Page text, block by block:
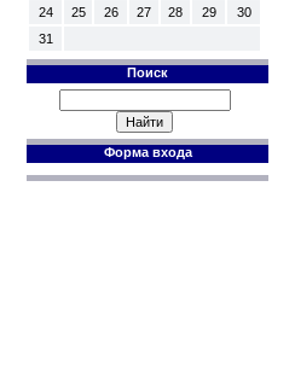
24
25 26 27 28 29
30
31
Поиск
Форма входа